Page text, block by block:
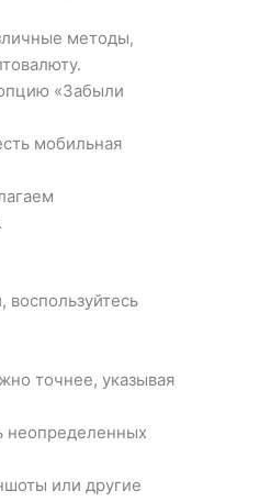
методы,
«Забыли
мобильная
точнее, указывая
неопределенных
или другие